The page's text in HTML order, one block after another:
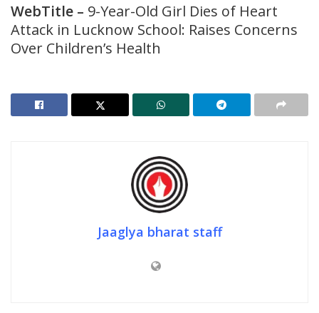
WebTitle – 9-Year-Old Girl Dies of Heart
Attack in Lucknow School: Raises Concerns
Over Children’s Health
Jaaglya bharat staff